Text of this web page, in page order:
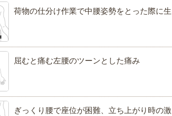
荷物の仕分け作業で中腰姿勢をとった際に
屈むと痛む左腰のツーンとした痛み
ぎっくり腰で座位が困難、立ち上がり時の